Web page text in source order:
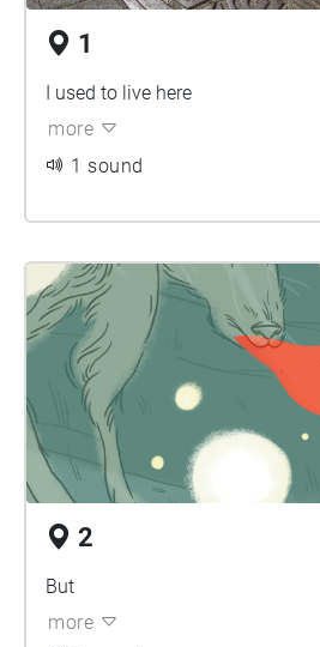
1
I used to live here
more
1 sound
2
But
more